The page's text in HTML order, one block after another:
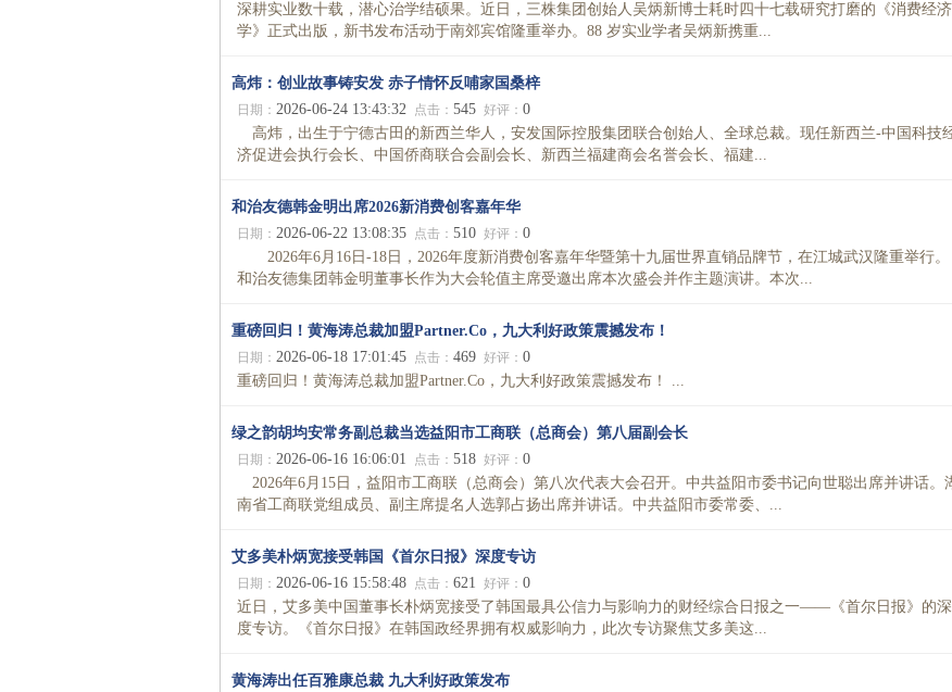
深耕实业数十载，潜心治学结硕果。近日，三株集团创始人吴炳新博士耗时四十七载研究打磨的《消费经济
学》正式出版，新书发布活动于南郊宾馆隆重举办。88 岁实业学者吴炳新携重...
高炜：创业故事铸安发 赤子情怀反哺家国桑梓
日期： 2026-06-24 13:43:32 点击： 545 好评： 0
高炜，出生于宁德古田的新西兰华人，安发国际控股集团联合创始人、全球总裁。现任新西兰-中国科技
济促进会执行会长、中国侨商联合会副会长、新西兰福建商会名誉会长、福建...
和治友德韩金明出席2026新消费创客嘉年华
日期： 2026-06-22 13:08:35 点击： 510 好评： 0
2026年6月16日-18日，2026年度新消费创客嘉年华暨第十九届世界直销品牌节，在江城武汉隆重举行。
和治友德集团韩金明董事长作为大会轮值主席受邀出席本次盛会并作主题演讲。本次...
重磅回归！黄海涛总裁加盟Partner.Co，九大利好政策震撼发布！
日期： 2026-06-18 17:01:45 点击： 469 好评： 0
重磅回归！黄海涛总裁加盟Partner.Co，九大利好政策震撼发布！ ...
绿之韵胡均安常务副总裁当选益阳市工商联（总商会）第八届副会长
日期： 2026-06-16 16:06:01 点击： 518 好评： 0
2026年6月15日，益阳市工商联（总商会）第八次代表大会召开。中共益阳市委书记向世聪出席并讲话。
南省工商联党组成员、副主席提名人选郭占扬出席并讲话。中共益阳市委常委、...
艾多美朴炳宽接受韩国《首尔日报》深度专访
日期： 2026-06-16 15:58:48 点击： 621 好评： 0
近日，艾多美中国董事长朴炳宽接受了韩国最具公信力与影响力的财经综合日报之一——《首尔日报》的深
度专访。《首尔日报》在韩国政经界拥有权威影响力，此次专访聚焦艾多美这...
黄海涛出任百雅康总裁 九大利好政策发布